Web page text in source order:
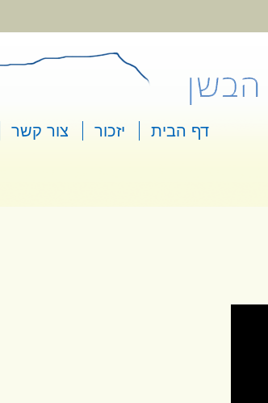
דף הבית יזכור צור קשר